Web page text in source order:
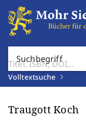
Suchbegriff
Volltextsuche
Traugott Koch